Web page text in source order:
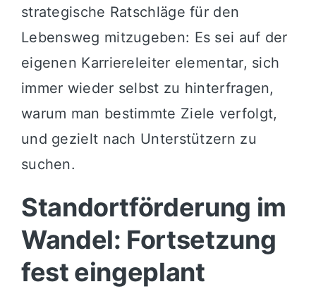
strategische Ratschläge für den
Lebensweg mitzugeben: Es sei auf der
eigenen Karriereleiter elementar, sich
immer wieder selbst zu hinterfragen,
warum man bestimmte Ziele verfolgt,
und gezielt nach Unterstützern zu
suchen.
Standortförderung im
Wandel: Fortsetzung
fest eingeplant